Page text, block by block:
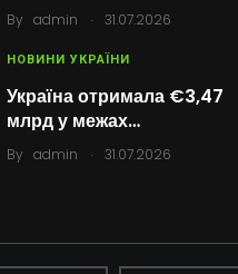
By admin . 31.07.2026
НОВИНИ УКРАЇНИ
Україна отримала €3,47
млрд у межах…
By admin . 31.07.2026